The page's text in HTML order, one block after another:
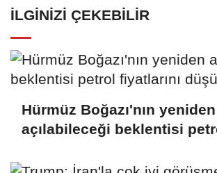
İLGINIZI ÇEKEBILIR
Hürmüz Boğazı'nın yeniden
açılabileceği beklentisi